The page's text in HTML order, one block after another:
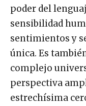
poder del
sensibilidad
sentimientos y
única. Es
complejo
perspectiva
estrechísima